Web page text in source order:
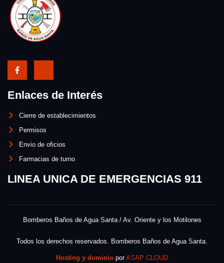
Enlaces de Interés
Cierre de establecimientos
Permisos
Envio de oficios
Farmacias de turno
LINEA UNICA DE EMERGENCIAS 911
Bomberos Baños de Agua Santa / Av. Oriente y los Motilones
Todos los derechos reservados. Bomberos Baños de Agua Santa.
Hosting y dominio porASAP CLOUD